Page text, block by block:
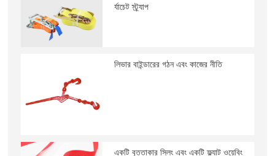
র্যাচেট স্ট্র্যাপ
লিভার বাইন্ডারের গঠন এবং কাজের নীতি
একটি বৃত্তাকার স্লিং এবং একটি ফ্ল্যাট ওয়েবিং